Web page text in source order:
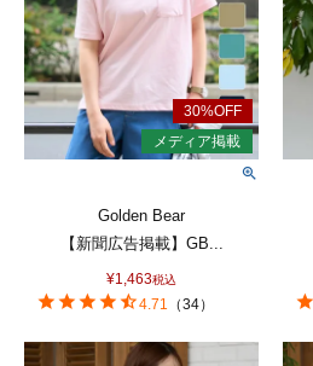
Golden Bear
【新聞広告掲載】GB...
¥1,463税込
4.71 （34）